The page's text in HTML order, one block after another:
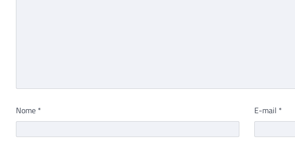
Nome * E-mail *